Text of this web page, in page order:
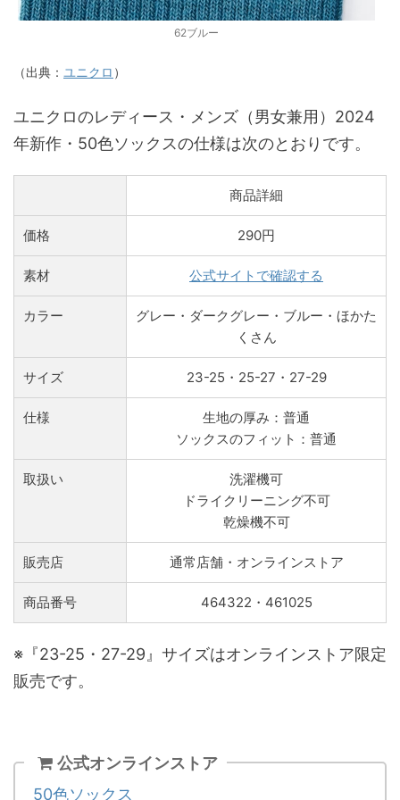
62ブルー
（出典： ユニクロ ）
ユニクロのレディース・メンズ（男女兼用）2024
年新作・50色ソックスの仕様は次のとおりです。
商品詳細
価格 290円
素材 公式サイトで確認する
カラー
グレー・ダークグレー・ブルー・ほかた
くさん
サイズ 23-25・25-27・27-29
仕様
生地の厚み：普通
ソックスのフィット：普通
取扱い
洗濯機可
ドライクリーニング不可
乾燥機不可
販売店 通常店舗・オンラインストア
商品番号 464322・461025
※『23-25・27-29』サイズはオンラインストア限定
販売です。
公式オンラインストア
50色ソックス